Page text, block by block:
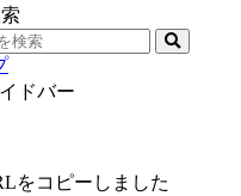
ドバー
をコピーしました